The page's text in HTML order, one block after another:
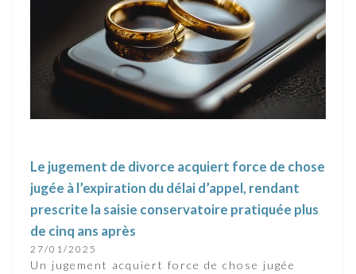
Le jugement de divorce acquiert force de chose
jugée à l’expiration du délai d’appel, rendant
prescrite la saisie conservatoire pratiquée plus
de cinq ans après
27/01/2025
Un jugement acquiert force de chose jugée